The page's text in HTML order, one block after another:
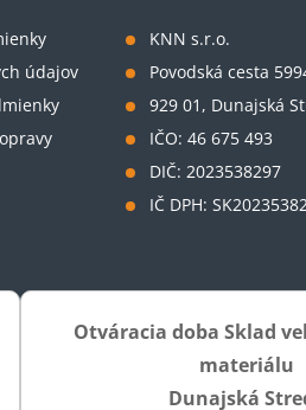
údajov
KNN s.r.o.
Povodská cesta
929 01, Dunajská
IČO: 46 675 493
DIČ: 2023538297
IČ DPH:
Otváracia doba Sklad
materiálu
Dunajská